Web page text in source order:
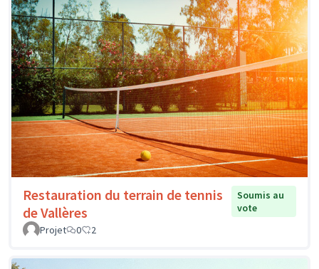
Restauration du terrain de tennis
de Vallères
Soumis au
vote
Projet
0 2